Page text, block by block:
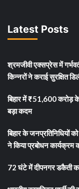
Latest Posts
श्रमजीवी एक्सप्रेस में
किन्नरों ने कराई सुरक्षित
बिहार में ₹51,600 करोड़
बड़ा कदम
बिहार के जनप्रतिनिधियों
ने किया प्रबोधन कार्यक्रम
72 घंटे में दीपनगर डकैती